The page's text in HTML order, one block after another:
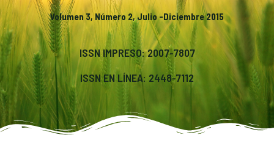
Volumen 3, Número 2, Julio -Diciembre 2015
ISSN IMPRESO: 2007-7807
ISSN EN LÍNEA: 2448-7112